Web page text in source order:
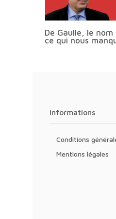
De Gaulle, le
ce qui nous
Informations
Conditions
Mentions légales